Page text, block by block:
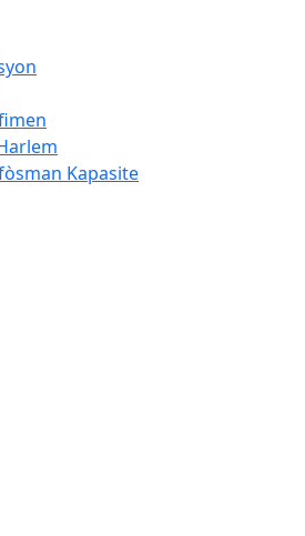
Kapasite